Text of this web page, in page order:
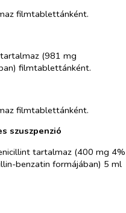
filmtablettánként.
(981 mg
filmtablettánként.
filmtablettánként.
szuszpenzió
tartalmaz (400 mg 4%
benzatin formájában) 5 ml